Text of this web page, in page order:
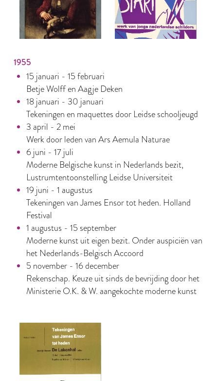
1955
15 januari - 15 februari
Betje Wolff en Aagje Deken
18 januari - 30 januari
Tekeningen en maquettes door Leidse schooljeugd
3 april - 2 mei
Werk door leden van Ars Aemula Naturae
6 juni - 17 juli
Moderne Belgische kunst in Nederlands bezit,
Lustrumtentoonstelling Leidse Universiteit
19 juni - 1 augustus
Tekeningen van James Ensor tot heden. Holland
Festival
1 augustus - 15 september
Moderne kunst uit eigen bezit. Onder auspiciën van
het Nederlands-Belgisch Accoord
5 november - 16 december
Rekenschap. Keuze uit sinds de bevrijding door het
Ministerie O.K. & W. aangekochte moderne kunst